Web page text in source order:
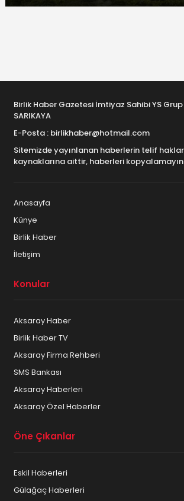
Birlik Haber Gazetesi İmtiyaz Sahibi YS
SARIKAYA
E-Posta : birlikhaber@hotmail.com
Sitemizde yayınlanan haberlerin telif
kaynaklarına aittir, haberleri
Anasayfa
Künye
Birlik Haber
İletişim
Konular
Aksaray Haber
Birlik Haber TV
Aksaray Firma Rehberi
SMS Bankası
Aksaray Haberleri
Aksaray Özel Haberler
Öne Çıkanlar
Eskil Haberleri
Gülağaç Haberleri